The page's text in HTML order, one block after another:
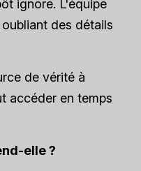
ignore. L'équipe
des détails
de vérité à
accéder en temps
elle ?